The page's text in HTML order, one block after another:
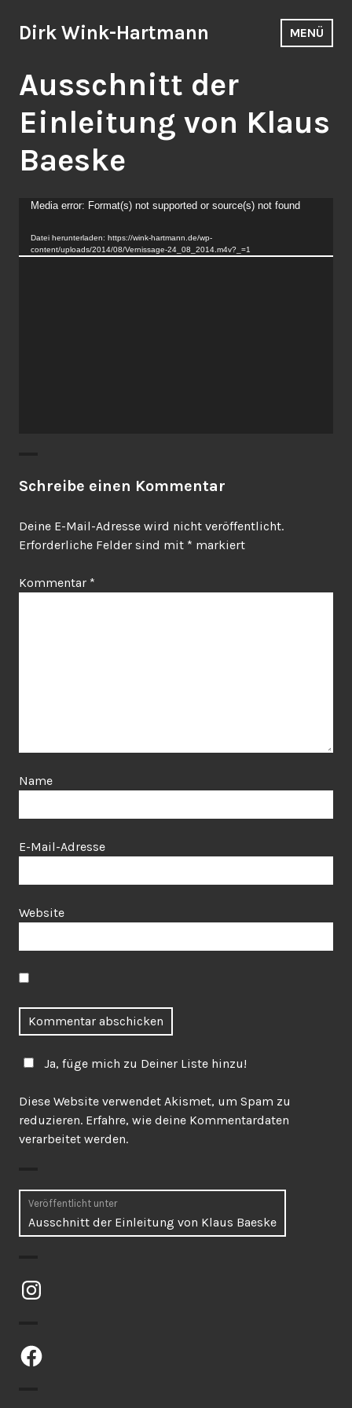
Inhalt
Dirk Wink-Hartmann MENÜ
Ausschnitt der
Einleitung von Klaus
Baeske
Video-
Media error: Format(s) not supported or source(s) not found
Datei herunterladen: https://wink-hartmann.de/wp-
content/uploads/2014/08/Vernissage-24_08_2014.m4v?_=1
Schreibe einen Kommentar
Deine E-Mail-Adresse wird nicht veröffentlicht.
Erforderliche Felder sind mit * markiert
Kommentar *
Name
E-Mail-Adresse
Website
Ja, füge mich zu Deiner Liste hinzu!
Diese Website verwendet Akismet, um Spam zu
reduzieren. Erfahre, wie deine Kommentardaten
verarbeitet werden.
Beitragsnavigation
Veröffentlicht unter
Ausschnitt der Einleitung von Klaus Baeske
Instagram
Facebook